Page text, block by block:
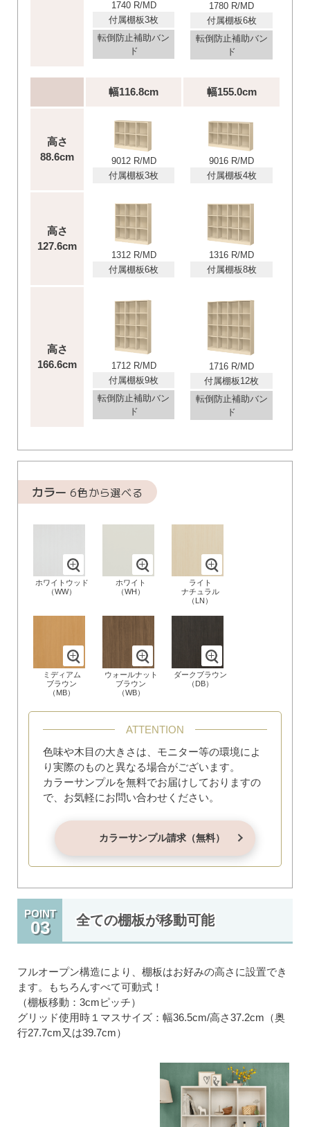
1740 R/MD
付属棚板3枚
転倒防止補助バン
ド
1780 R/MD
付属棚板6枚
転倒防止補助バン
ド
幅116.8cm 幅155.0cm
高さ
88.6cm
9012 R/MD
付属棚板3枚
9016 R/MD
付属棚板4枚
高さ
127.6cm
1312 R/MD
付属棚板6枚
1316 R/MD
付属棚板8枚
高さ
166.6cm
1712 R/MD
付属棚板9枚
転倒防止補助バン
ド
1716 R/MD
付属棚板12枚
転倒防止補助バン
ド
カラー 6色から選べる
ホワイトウッド
（WW）
ホワイト
（WH）
ライト
ナチュラル
（LN）
ミディアム
ブラウン
（MB）
ウォールナット
ブラウン
（WB）
ダークブラウン
（DB）
ATTENTION
色味や木目の大きさは、モニター等の環境によ
り実際のものと異なる場合がございます。
カラーサンプルを無料でお届けしておりますの
で、お気軽にお問い合わせください。
カラーサンプル請求（無料）
POINT
03 全ての棚板が移動可能
フルオープン構造により、棚板はお好みの高さに設置でき
ます。もちろんすべて可動式！
（棚板移動：3cmピッチ）
グリッド使用時１マスサイズ：幅36.5cm/高さ37.2cm（奥
行27.7cm又は39.7cm）